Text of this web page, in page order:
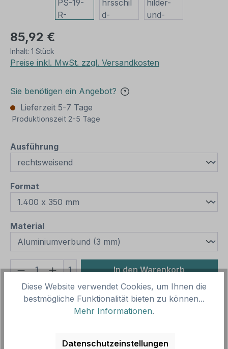
85,92 €
Inhalt: 1 Stück
Preise inkl. MwSt. zzgl. Versandkosten
Sie benötigen ein Angebot?
Lieferzeit 5-7 Tage
Produktionszeit 2-5 Tage
Ausführungauswählen
Format
Materialauswählen
Produkt Anzahl: Gib den gewünschten
1 In den Warenkorb
Produktnummer:SH15967.17
Vorlagenummer: HW-PS-19
Beschreibung
Diese Website verwendet Cookies, um Ihnen die
bestmögliche Funktionalität bieten zu können...
Mehr Informationen.
Datenschutzeinstellungen